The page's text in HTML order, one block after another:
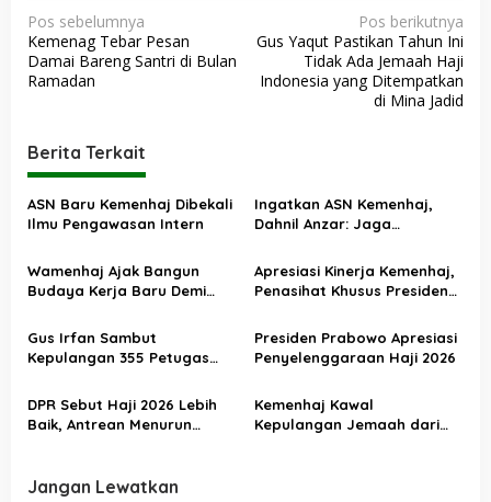
N
a
v
g
a
s
i
p
o
s
Pos sebelumnya
Kemenag Tebar Pesan
Damai Bareng Santri di Bulan
Ramadan
Pos berikutnya
Gus Yaqut Pastikan Tahun Ini
Tidak Ada Jemaah Haji
Indonesia yang Ditempatkan
di Mina Jadid
Berita Terkait
ASN Baru Kemenhaj Dibekali
Ilmu Pengawasan Intern
Ingatkan ASN Kemenhaj,
Dahnil Anzar: Jaga
Menjadikan Jemaah
sebagai Komoditas
Wamenhaj Ajak Bangun
Budaya Kerja Baru Demi
Jemaah
Apresiasi Kinerja Kemenhaj,
Penasihat Khusus Presiden
Penyelenggaraan Haji
Berjalan Baik
Gus Irfan Sambut
Kepulangan 355 Petugas
Presiden Prabowo Apresiasi
Penyelenggaraan Haji 2026
DPR Sebut Haji 2026 Lebih
Baik, Antrean Menurun
Kemenhaj Kawal
Kepulangan Jemaah dari
Jangan Lewatkan